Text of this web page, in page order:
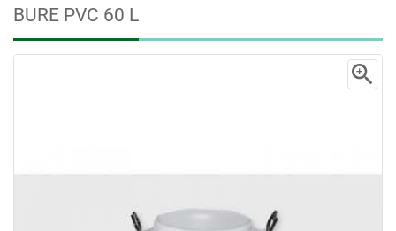
BURE PVC 60 L
zoom_in